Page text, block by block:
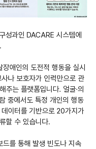
성과인 DACARE 시스템에
애인의 도전적 행동을 실시
나 보호자가 인력만으로 관
주는 플랫폼입니다. 얼굴·의
중에서도 특정 개인의 행동
이터를 기반으로 20가지가
할 수 있습니다.
를 통해 발생 빈도나 지속